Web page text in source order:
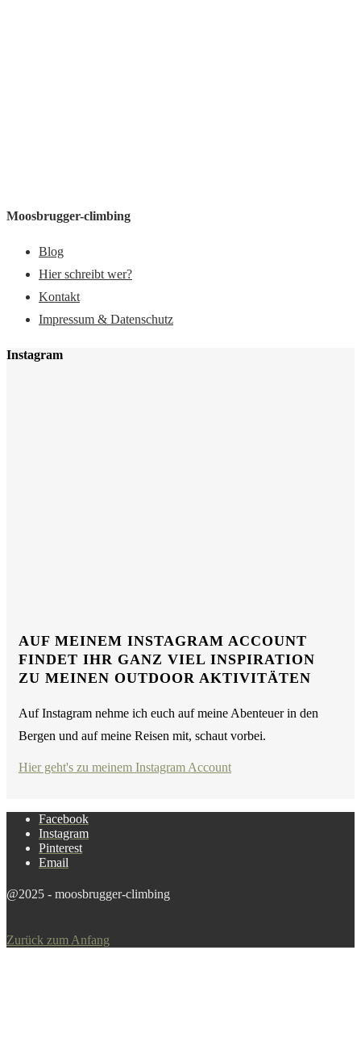
Moosbrugger-climbing
Blog
Hier schreibt wer?
Kontakt
Impressum & Datenschutz
Instagram
AUF MEINEM INSTAGRAM ACCOUNT
FINDET IHR GANZ VIEL INSPIRATION
ZU MEINEN OUTDOOR AKTIVITÄTEN
Auf Instagram nehme ich euch auf meine Abenteuer in den
Bergen und auf meine Reisen mit, schaut vorbei.
Hier geht's zu meinem Instagram Account
Facebook
Instagram
Pinterest
Email
@2025 - moosbrugger-climbing
Zurück zum Anfang